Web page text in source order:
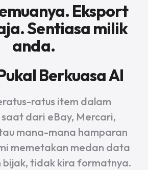
Eksport
Sentiasa milik
anda.
Berkuasa AI
ratus item dalam
dari eBay, Mercari,
mana-mana hamparan
memetakan medan data
bijak, tidak kira formatnya.